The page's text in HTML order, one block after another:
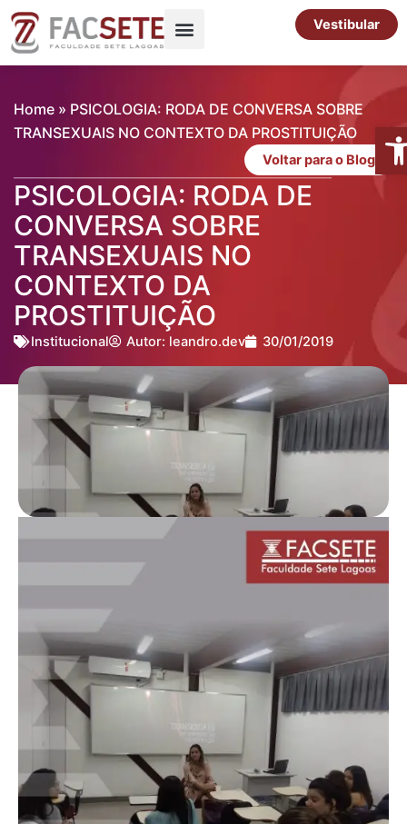
para
Vestibular
Home » PSICOLOGIA: RODA DE CONVERSA SOBRE
TRANSEXUAIS NO CONTEXTO DA PROSTITUIÇÃO
Voltar para o Blog
PSICOLOGIA: RODA DE
CONVERSA SOBRE
TRANSEXUAIS NO
CONTEXTO DA
PROSTITUIÇÃO
Institucional Autor: leandro.dev 30/01/2019